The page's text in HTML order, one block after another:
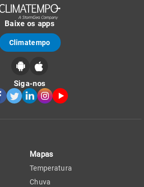
Baixe os apps
Climatempo
Siga-nos
Mapas
Temperatura
Chuva